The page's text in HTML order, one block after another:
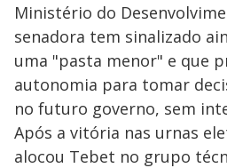
Ministério do
senadora tem sinalizado
uma "pasta menor" e que
autonomia para tomar
no futuro governo, sem
Após a vitória nas urnas
alocou Tebet no grupo